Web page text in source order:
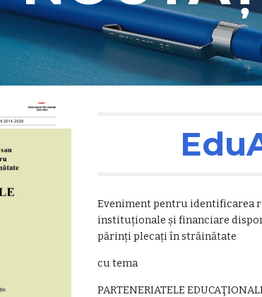
Eveniment pentru
instituționale și financiare
părinți plecați în străinătate
cu tema
PARTENERIATELE